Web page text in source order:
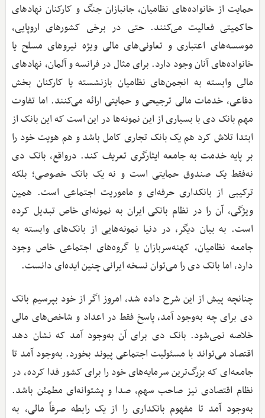
حمایت از خانواده‌های نظامیان، جانبازان جنگ و کارکنان نهادهای
حاکمیتی فعالیت می‌کنند. حتی در برخی کشورهای اروپایی،
موسسه‌های اعتباری و تعاونی‌های مالی ویژه نیروهای مسلح یا
خانواده‌های آنان وجود دارد. برای مثال در فرانسه و آلمان، نهادهای
مالی وابسته به انجمن‌های نظامیان بازنشسته یا کارکنان بخش
دفاعی، خدمات مالی ترجیحی و حمایتی ارائه می‌کنند. اما تفاوت
مهم بانک دی با بسیاری از این نمونه‌ها در این است که این بانک از
ابتدا تلاش کرد هم یک بانک تجاری کامل باشد و هم هویت خود را
بر پایه خدمت به جامعه ایثارگری تعریف کند. درواقع، بانک دی
نه‌فقط یک صندوق حمایتی است و نه یک بانک خصوصی؛ بلکه
ترکیبی از بانکداری حرفه‌ای و ماموریت اجتماعی است. همین
ویژگی، آن را در نظام بانکی ایران به نمونه‌ای خاص تبدیل کرده
است. به بیان دیگر، در دنیا نمونه‌هایی از بانک‌های وابسته به
جامعه نظامیان، کهنه‌سربازان یا گروه‌های اجتماعی خاص وجود
دارد، اما بانک دی را می‌توان نسخه ایرانی چنین ایده‌ای دانست.
چنانچه پیش از این شرح داده شد، امروز اگر از خود بپرسیم بانک
دی برای چه به‌وجود آمد، پاسخ فقط در اعداد و شاخص‌های مالی
خلاصه نمی‌شود. بانک دی برای آن به‌وجود آمد که نشان دهد
اقتصاد می‌تواند با مسئولیت اجتماعی پیوند بخورد. به‌وجود آمد تا
جامعه‌ای که بزرگ‌ترین سرمایه‌های خود را برای کشور فدا کرده، در
نظام اقتصادی نیز صاحب سهم، صدا و پشتوانه‌ای مطمئن باشد.
به‌وجود آمد تا مفهوم بانکداری را از یک رابطه صرفاً مالی، به